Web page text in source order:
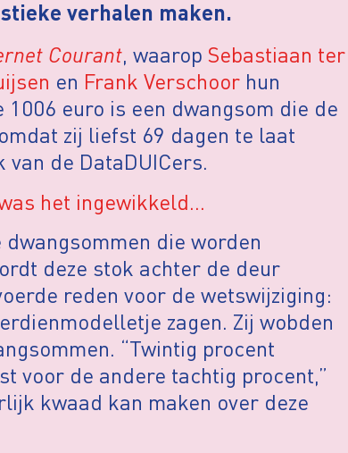
verhalen maken.
Courant, waarop Sebastiaan ter
en Frank Verschoor hun
euro is een dwangsom die de
zij liefst 69 dagen te laat
de DataDUICers.
het ingewikkeld…
die worden
deze stok achter de deur
reden voor de wetswijziging:
zagen. Zij wobden
“Twintig procent
voor de andere tachtig procent,”
kwaad kan maken over deze